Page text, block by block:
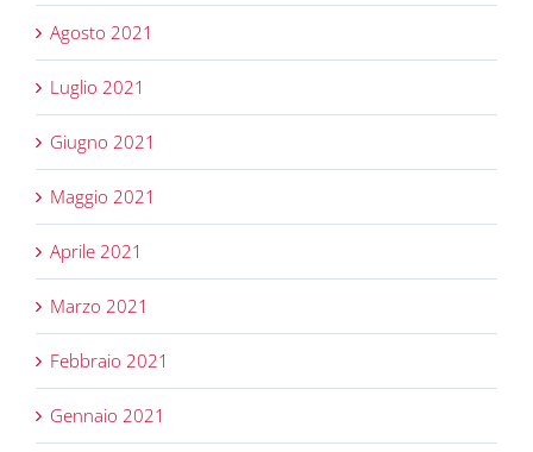
Agosto 2021
Luglio 2021
Giugno 2021
Maggio 2021
Aprile 2021
Marzo 2021
Febbraio 2021
Gennaio 2021